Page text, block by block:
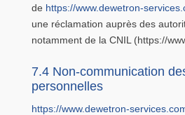
de https://www.dewetron-
une réclamation auprès des
notamment de la CNIL (https://
7.4 Non-communication
personnelles
https://www.dewetron-